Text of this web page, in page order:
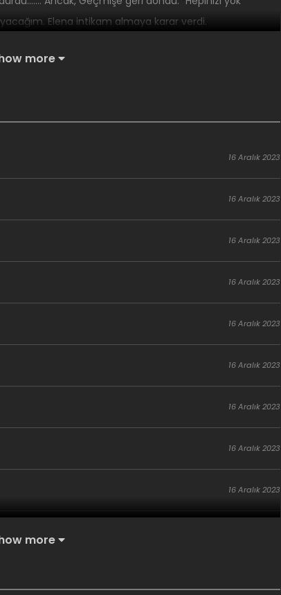
Elena intikam almaya karar verdi.
more
16 Aralık 2023
16 Aralık 2023
16 Aralık 2023
16 Aralık 2023
16 Aralık 2023
16 Aralık 2023
16 Aralık 2023
16 Aralık 2023
16 Aralık 2023
more